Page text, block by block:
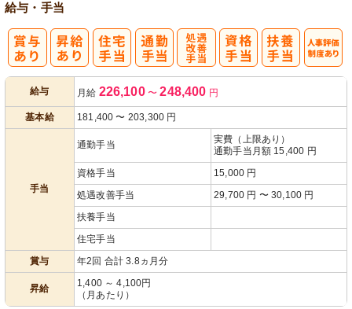
給与・手当
給与 月給 226,100 〜 248,400 円
基本給 181,400 〜 203,300 円
手当
通勤手当
実費（上限あり）
通勤手当月額 15,400 円
資格手当
15,000 円
処遇改善手当
29,700 円 〜 30,100 円
扶養手当
住宅手当
賞与
年2回 合計 3.8ヵ月分
昇給
1,400 ～ 4,100円
（月あたり）